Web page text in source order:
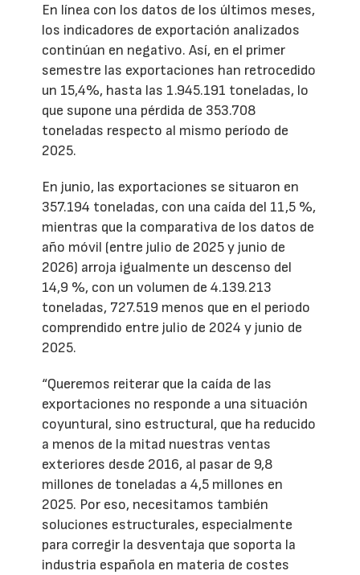
En línea con los datos de los últimos meses,
los indicadores de exportación analizados
continúan en negativo. Así, en el primer
semestre las exportaciones han retrocedido
un 15,4%, hasta las 1.945.191 toneladas, lo
que supone una pérdida de 353.708
toneladas respecto al mismo período de
2025.
En junio, las exportaciones se situaron en
357.194 toneladas, con una caída del 11,5 %,
mientras que la comparativa de los datos de
año móvil (entre julio de 2025 y junio de
2026) arroja igualmente un descenso del
14,9 %, con un volumen de 4.139.213
toneladas, 727.519 menos que en el periodo
comprendido entre julio de 2024 y junio de
2025.
“Queremos reiterar que la caída de las
exportaciones no responde a una situación
coyuntural, sino estructural, que ha reducido
a menos de la mitad nuestras ventas
exteriores desde 2016, al pasar de 9,8
millones de toneladas a 4,5 millones en
2025. Por eso, necesitamos también
soluciones estructurales, especialmente
para corregir la desventaja que soporta la
industria española en materia de costes